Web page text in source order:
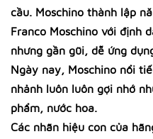
cầu. Moschino thành lập
Franco Moschino với định
nhưng gần gũi, dễ ứng
Ngày nay, Moschino nổi
nhảnh luôn luôn gợi nhớ
phẩm, nước hoa.
Các nhãn hiệu con của